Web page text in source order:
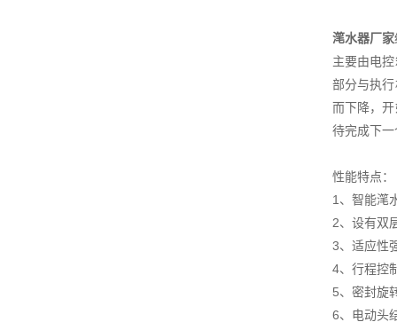
滗水器厂家
主要由电
部分与执
而下降，
待完成下
性能特点：
1、智能滗
2、设有双
3、适应性
4、行程控
5、密封旋
6、电动头